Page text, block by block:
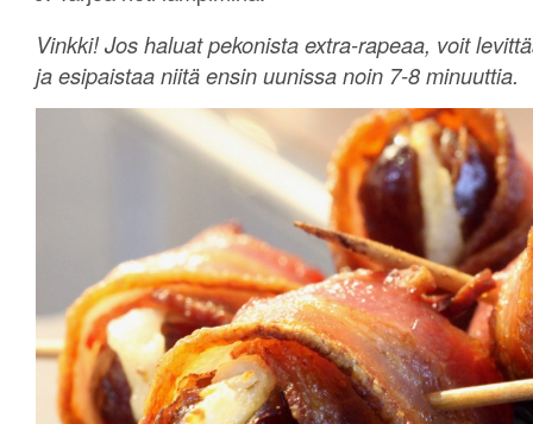
Vinkki! Jos haluat pekonista extra-rapeaa, voit
ja esipaistaa niitä ensin uunissa noin 7-8 minuuttia.